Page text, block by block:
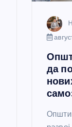
да